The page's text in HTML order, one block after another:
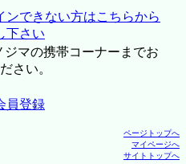
ンできない方はこちらから
下さい
マの携帯コーナーまでお
さい。
員登録
ページトップへ
マイページへ
サイトトップへ